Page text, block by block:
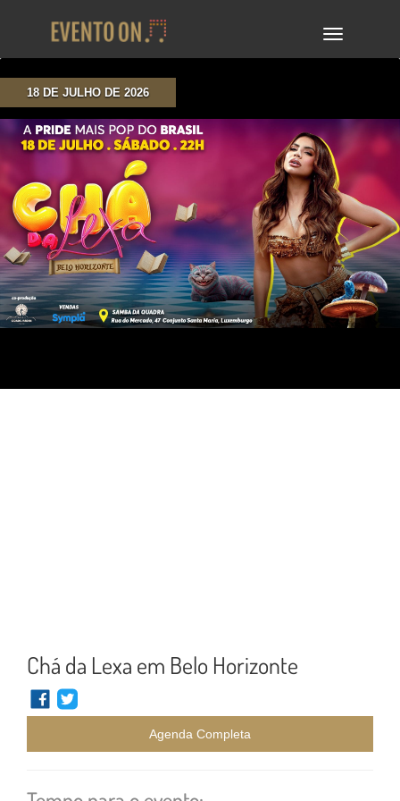
TOGGLE
18 DE JULHO DE 2026
Chá da Lexa em Belo Horizonte
Agenda Completa